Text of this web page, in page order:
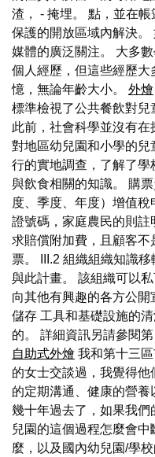
渣， - 掩埋。 點，並在
保護的開放區域內解決。
媒體的廣泛關注。 大多
個人經歷，但這些經歷
憶，無論年齡大小。 外燴
標準檢視了公共餐飲對兒
此前，社會科學並沒有
對地區幼兒園和小學的
行的實地調查，了解了學
與飲食相關的知識。 購
度、季度、年度）增值
證號碼，家庭農民的則
求賠償附加費，且顧客
票。 III.2 組織組織知識
與此計畫。 該組織可以
向其他有興趣的各方公開
儲存 工具和基礎設施的
的。 詳細資訊另請參閱第
自助式外燴 我和第十三
的女士交談過，我覺得
的定期溝通、健康的營養
幾十年過去了，如果我
兒園的這個過程怎麼會
麼，以及國內幼兒園/學